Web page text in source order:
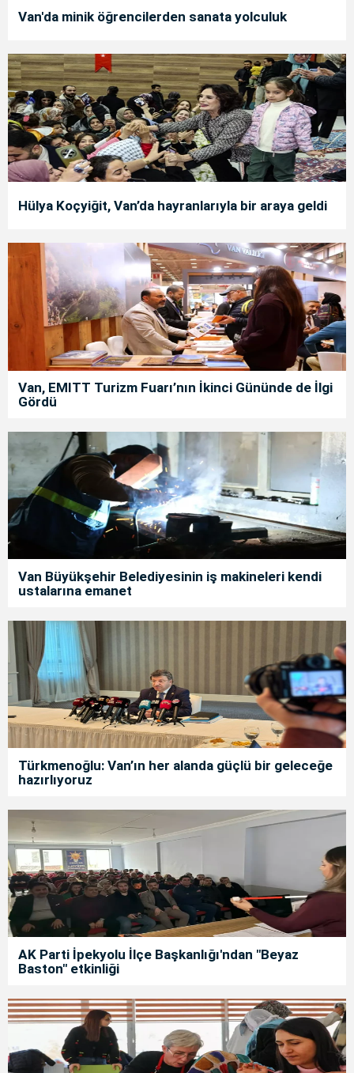
Van'da minik öğrencilerden sanata yolculuk
Hülya Koçyiğit, Van’da hayranlarıyla bir araya geldi
Van, EMITT Turizm Fuarı’nın İkinci Gününde de İlgi
Gördü
Van Büyükşehir Belediyesinin iş makineleri kendi
ustalarına emanet
Türkmenoğlu: Van’ın her alanda güçlü bir geleceğe
hazırlıyoruz
AK Parti İpekyolu İlçe Başkanlığı'ndan "Beyaz
Baston" etkinliği